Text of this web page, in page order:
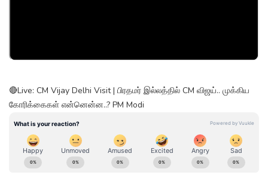
🔴Live: CM Vijay Delhi Visit | பிரதமர் இல்லத்தில் CM விஜய்.. முக்கிய
கோரிக்கைகள் என்னென்ன..? PM Modi